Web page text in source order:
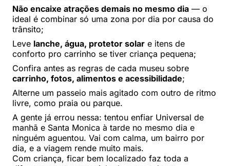
Não encaixe atrações demais no mesmo dia — o
ideal é combinar só uma zona por dia por causa do
trânsito;
Leve lanche, água, protetor solar e itens de
conforto pro carrinho se tiver criança pequena;
Confira antes as regras de cada museu sobre
carrinho, fotos, alimentos e acessibilidade;
Alterne um passeio mais agitado com outro de ritmo
livre, como praia ou parque.
A gente já errou nessa: tentou enfiar Universal de
manhã e Santa Monica à tarde no mesmo dia e
ninguém aguentou. Vai com calma, um bairro por
dia, e a viagem rende muito mais.
Com criança, ficar bem localizado faz toda a